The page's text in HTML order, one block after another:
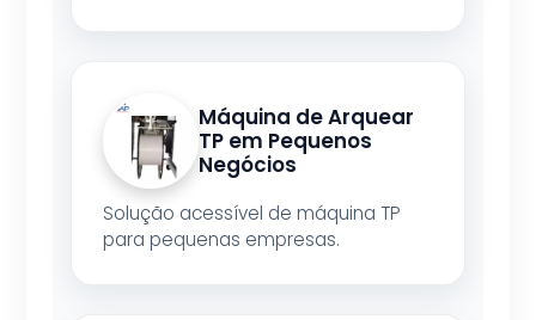
Máquina de Arquear
TP em Pequenos
Negócios
Solução acessível de máquina TP
para pequenas empresas.